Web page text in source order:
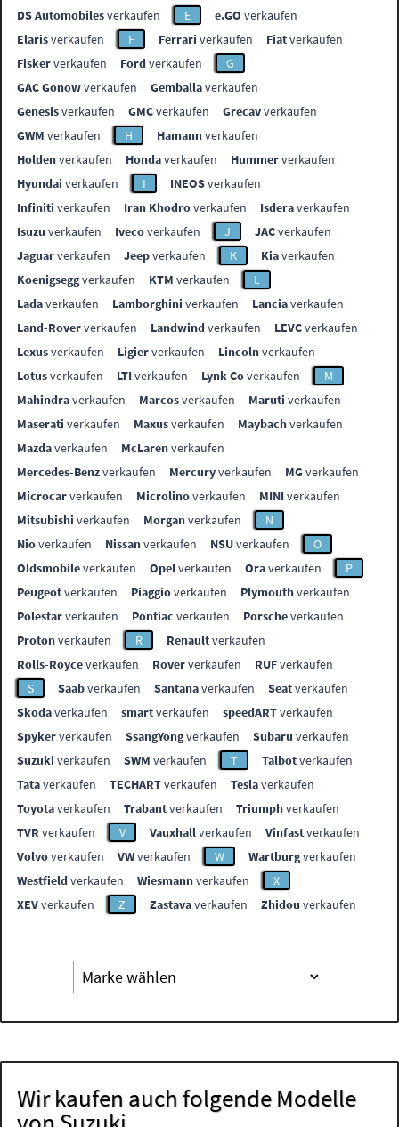
DS Automobilesverkaufen E e.GO verkaufen
Elarisverkaufen F Ferrari verkaufen Fiatverkaufen
Fiskerverkaufen Fordverkaufen
G
GAC Gonowverkaufen Gemballaverkaufen
Genesisverkaufen GMCverkaufen Grecavverkaufen
GWM verkaufen H Hamannverkaufen
Holdenverkaufen Hondaverkaufen Hummerverkaufen
Hyundai verkaufen I INEOSverkaufen
Infiniti verkaufen Iran Khodroverkaufen Isderaverkaufen
Isuzu verkaufen Ivecoverkaufen J JACverkaufen
Jaguarverkaufen Jeepverkaufen K Kiaverkaufen
Koenigseggverkaufen KTM verkaufen
L
Ladaverkaufen Lamborghini verkaufen Lanciaverkaufen
Land-Roververkaufen Landwindverkaufen LEVCverkaufen
Lexusverkaufen Ligierverkaufen Lincolnverkaufen
Lotusverkaufen LTIverkaufen Lynk Coverkaufen
M
Mahindraverkaufen Marcosverkaufen Maruti verkaufen
Maserati verkaufen Maxusverkaufen Maybachverkaufen
Mazdaverkaufen McLarenverkaufen
Mercedes-Benzverkaufen Mercuryverkaufen MGverkaufen
Microcarverkaufen Microlinoverkaufen MINIverkaufen
Mitsubishi verkaufen Morganverkaufen
N
Nioverkaufen Nissanverkaufen NSUverkaufen
O
Oldsmobileverkaufen Opelverkaufen Oraverkaufen
P
Peugeotverkaufen Piaggioverkaufen Plymouthverkaufen
Polestarverkaufen Pontiac verkaufen Porscheverkaufen
Protonverkaufen R Renaultverkaufen
Rolls-Royceverkaufen Roververkaufen RUFverkaufen
S
Saabverkaufen Santanaverkaufen Seatverkaufen
Skodaverkaufen smartverkaufen speedARTverkaufen
Spykerverkaufen SsangYongverkaufen Subaru verkaufen
Suzuki verkaufen SWM verkaufen T Talbotverkaufen
Tataverkaufen TECHARTverkaufen Teslaverkaufen
Toyotaverkaufen Trabantverkaufen Triumphverkaufen
TVR verkaufen V Vauxhallverkaufen Vinfastverkaufen
Volvoverkaufen VWverkaufen W Wartburgverkaufen
Westfieldverkaufen Wiesmannverkaufen
X
XEVverkaufen Z Zastavaverkaufen Zhidou verkaufen
Wir kaufen auch folgende Modelle